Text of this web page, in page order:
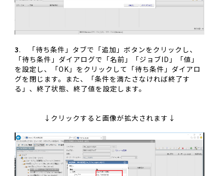
3. 「待ち条件」タブで「追加」ボタンをクリックし、
「待ち条件」ダイアログで「名前」「ジョブID」「値」
を設定し、「OK」をクリックして「待ち条件」ダイアロ
グを閉じます。また、「条件を満たさなければ終了す
る」、終了状態、終了値を設定します。
↓クリックすると画像が拡大されます↓